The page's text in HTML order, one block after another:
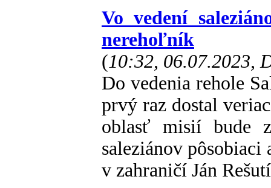
Vo vedení
nerehoľník
(10:32, 06.07.2023,
Do vedenia rehole
prvý raz dostal
oblasť misií bude
saleziánov
v zahraničí Ján